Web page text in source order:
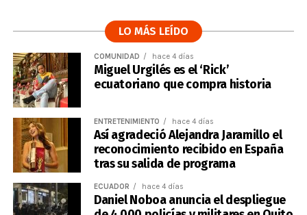
LO MÁS LEÍDO
COMUNIDAD hace 4 días
Miguel Urgilés es el ‘Rick’
ecuatoriano que compra historia
ENTRETENIMIENTO hace 4 días
Así agradeció Alejandra Jaramillo el
reconocimiento recibido en España
tras su salida de programa
ECUADOR hace 4 días
Daniel Noboa anuncia el despliegue